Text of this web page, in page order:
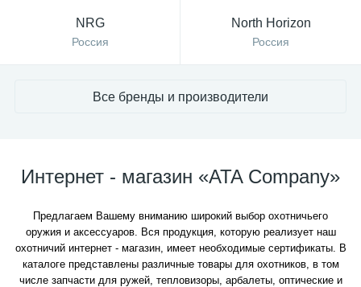
NRG
Россия
North Horizon
Россия
Все бренды и производители
Интернет - магазин «ATA Company»
Предлагаем Вашему вниманию широкий выбор охотничьего
оружия и аксессуаров. Вся продукция, которую реализует наш
охотничий интернет - магазин, имеет необходимые сертификаты. В
каталоге представлены различные товары для охотников, в том
числе запчасти для ружей, тепловизоры, арбалеты, оптические и